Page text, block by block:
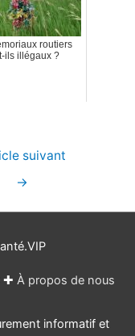
routiers
ils illégaux ?
suivant
→
✚ À propos de nous
informatif et